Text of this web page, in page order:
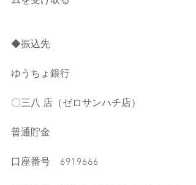
◆振込先
ゆうちょ銀行
〇三八 店（ゼロサンハチ店）
普通貯金
口座番号　6919666